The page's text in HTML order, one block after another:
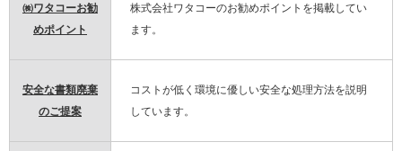
㈱ワタコーお勧
めポイント
株式会社ワタコーのお勧めポイントを掲載してい
ます。
安全な書類廃棄
のご提案
コストが低く環境に優しい安全な処理方法を説明
しています。